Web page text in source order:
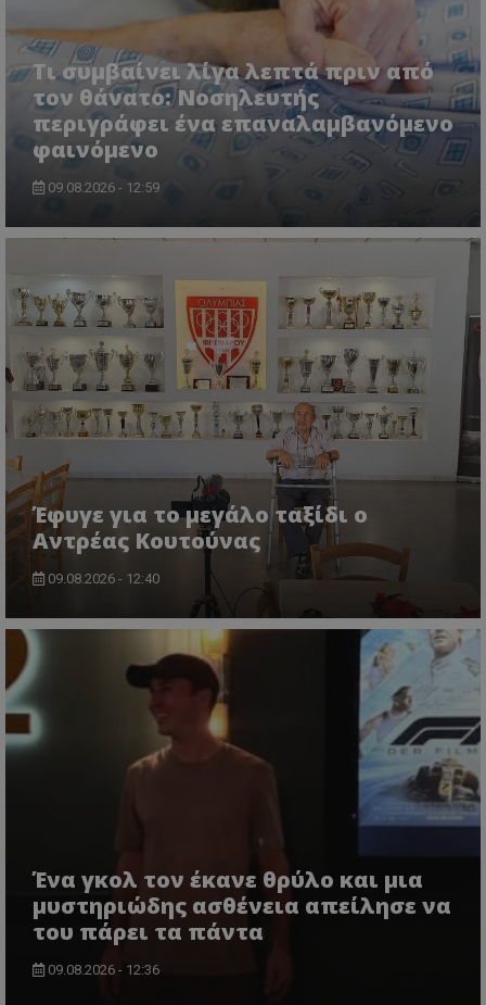
Τι συμβαίνει λίγα λεπτά πριν από
τον θάνατο: Νοσηλευτής
περιγράφει ένα επαναλαμβανόμενο
φαινόμενο
09.08.2026 - 12:59
Έφυγε για το μεγάλο ταξίδι ο
Αντρέας Κουτούνας
09.08.2026 - 12:40
Ένα γκολ τον έκανε θρύλο και μια
μυστηριώδης ασθένεια απείλησε να
του πάρει τα πάντα
09.08.2026 - 12:36